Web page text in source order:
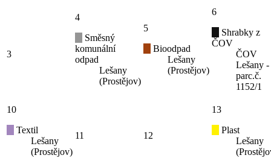
3
4
Směsný
komunální
odpad
Lešany
(Prostějov)
5
Bioodpad
Lešany
(Prostějov)
6
Shrabky z
ČOV
ČOV
Lešany -
parc.č.
1152/1
10
Textil
Lešany
(Prostějov)
11 12
13
Plast
Lešany